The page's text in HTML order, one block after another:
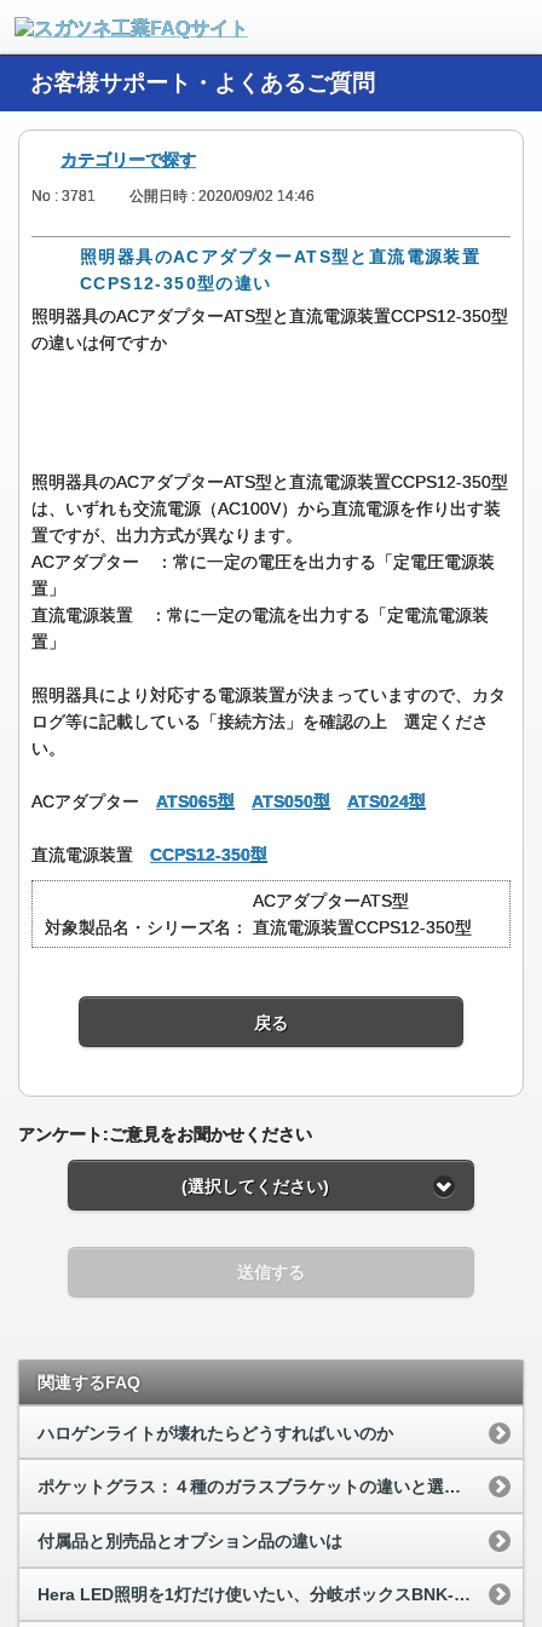
お客様サポート・よくあるご質問
カテゴリーで探す
No : 3781 公開日時 : 2020/09/02 14:46
照明器具のACアダプターATS型と直流電源装置
CCPS12-350型の違い
照明器具のACアダプターATS型と直流電源装置CCPS12-350型
の違いは何ですか
照明器具のACアダプターATS型と直流電源装置CCPS12-350型
は、いずれも交流電源（AC100V）から直流電源を作り出す装
置ですが、出力方式が異なります。
ACアダプター ：常に一定の電圧を出力する「定電圧電源装
置」
直流電源装置 ：常に一定の電流を出力する「定電流電源装
置」
照明器具により対応する電源装置が決まっていますので、カタ
ログ等に記載している「接続方法」を確認の上 選定くださ
い。
ACアダプター ATS065型 ATS050型 ATS024型
直流電源装置 CCPS12-350型
対象製品名・シリーズ名：
ACアダプターATS型
直流電源装置CCPS12-350型
戻る
アンケート:ご意見をお聞かせください
(選択してください)
送信する
関連するFAQ
ハロゲンライトが壊れたらどうすればいいのか
ポケットグラス：４種のガラスブラケットの違いと選び方
付属品と別売品とオプション品の違いは
Hera LED照明を1灯だけ使いたい、分岐ボックスBNK-12-5Kは必要ですか